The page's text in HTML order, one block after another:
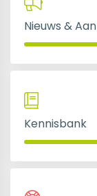
Nieuws &
Kennisbank